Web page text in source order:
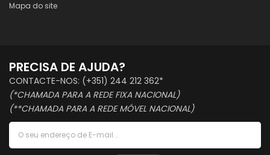
Mapa do site
PRECISA DE AJUDA?
CONTACTE-NOS: (+351) 244 212 362*
(*CHAMADA PARA A REDE FIXA NACIONAL)
(**CHAMADA PARA A REDE MÓVEL NACIONAL)